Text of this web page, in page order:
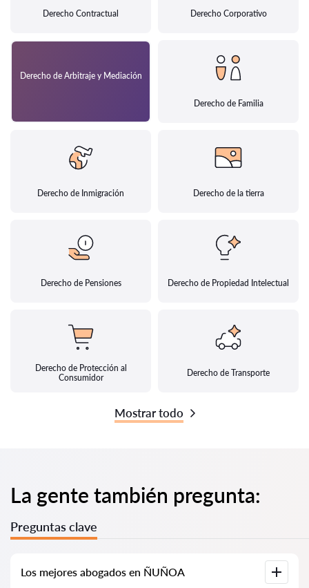
Derecho Contractual Derecho Corporativo
Derecho de Arbitraje y Mediación
Derecho de Familia
Derecho de Inmigración Derecho de la tierra
Derecho de Pensiones Derecho de Propiedad Intelectual
Derecho de Protección al
Consumidor
Derecho de Transporte
Mostrar todo
La gente también pregunta:
Preguntas clave
Los mejores abogados en ÑUÑOA